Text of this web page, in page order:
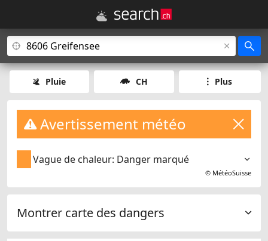
Pluie CH Plus
Avertissement météo
Vague de chaleur: Danger marqué
© MétéoSuisse
Montrer carte des dangers